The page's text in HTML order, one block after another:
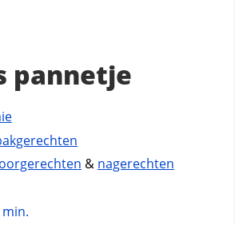
pannetje
& nagerechten